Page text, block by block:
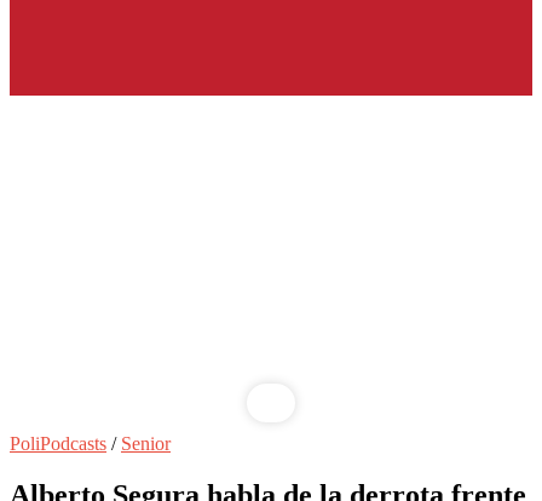
PoliPodcasts / Senior
Alberto Segura habla de la derrota frente